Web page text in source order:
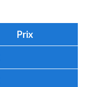
Prix